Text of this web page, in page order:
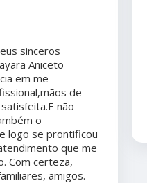
sinceros
Aniceto
em me
de
não
o
logo se prontificou
que me
Com certeza,
amigos.